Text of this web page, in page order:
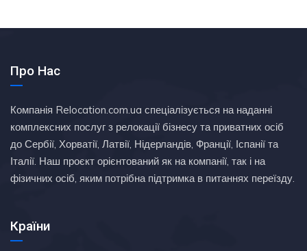
Про Нас
Компанія Relocation.com.ua спеціалізується на наданні
комплексних послуг з релокації бізнесу та приватних осіб
до Сербії, Хорватії, Латвії, Нідерландів, Франції, Іспанії та
Італії. Наш проєкт орієнтований як на компанії, так і на
фізичних осіб, яким потрібна підтримка в питаннях переїзду.
Країни